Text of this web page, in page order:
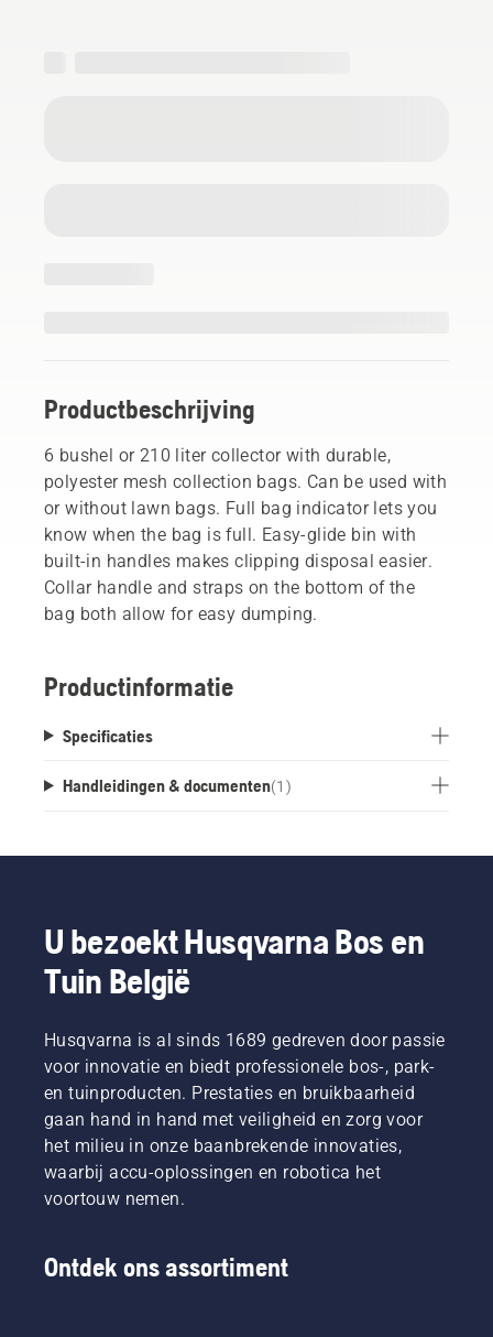
Productbeschrijving
6 bushel or 210 liter collector with durable,
polyester mesh collection bags. Can be used with
or without lawn bags. Full bag indicator lets you
know when the bag is full. Easy-glide bin with
built-in handles makes clipping disposal easier.
Collar handle and straps on the bottom of the
bag both allow for easy dumping.
Productinformatie
Specificaties
Handleidingen & documenten(1 )
U bezoekt Husqvarna Bos en
Tuin België
Husqvarna is al sinds 1689 gedreven door passie
voor innovatie en biedt professionele bos-, park-
en tuinproducten. Prestaties en bruikbaarheid
gaan hand in hand met veiligheid en zorg voor
het milieu in onze baanbrekende innovaties,
waarbij accu-oplossingen en robotica het
voortouw nemen.
Ontdek ons assortiment